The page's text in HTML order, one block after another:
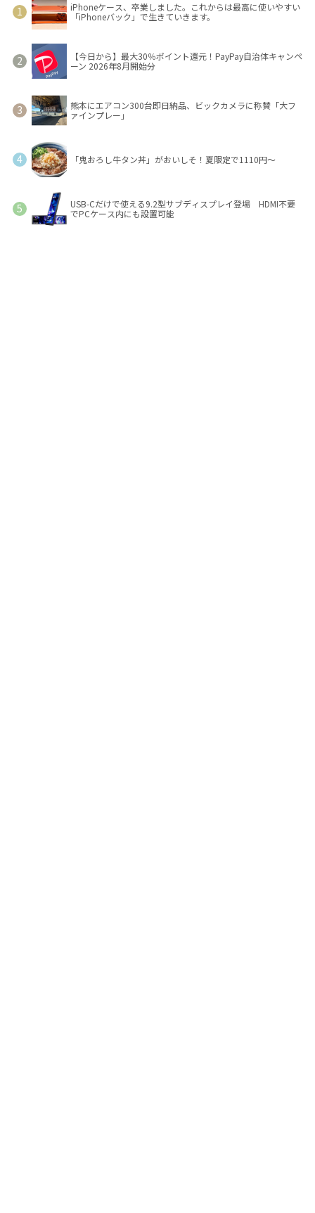
iPhoneケース、卒業しました。これからは最高に使いやすい
「iPhoneバック」で生きていきます。
【今日から】最大30％ポイント還元！PayPay自治体キャンペ
ーン 2026年8月開始分
熊本にエアコン300台即日納品、ビックカメラに称賛「大フ
ァインプレー」
「鬼おろし牛タン丼」がおいしそ！夏限定で1110円～
USB-Cだけで使える9.2型サブディスプレイ登場 HDMI不要
でPCケース内にも設置可能